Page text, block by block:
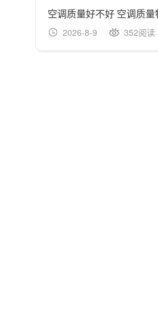
2026-8-9 352阅读